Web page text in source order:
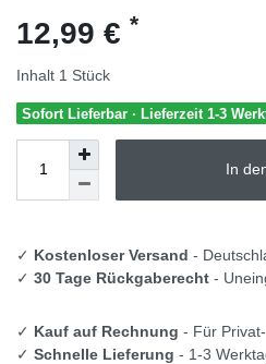
12,99 € *
Inhalt 1 Stück
Sofort Lieferbar · Lieferzeit 1-3
In
✓ Kostenloser Versand -
✓ 30 Tage Rückgaberecht -
✓ Kauf auf Rechnung - Für
✓ Schnelle Lieferung - 1-3